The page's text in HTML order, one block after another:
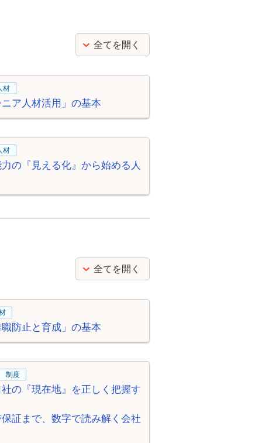
全てを開く
材
ア人材活用」の基本
材
の『見える化』から始める人
全てを開く
防止と育成」の基本
制度
の『現在地』を正しく把握す
証まで、数字で読み解く会社